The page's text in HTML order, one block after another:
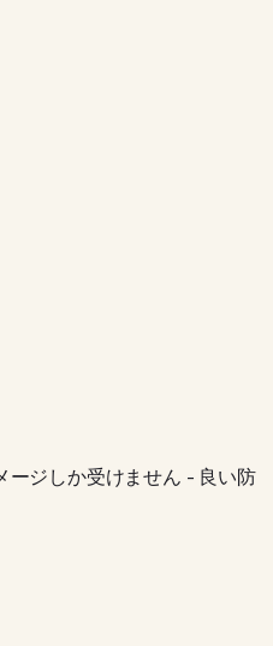
ージしか受けません - 良い防